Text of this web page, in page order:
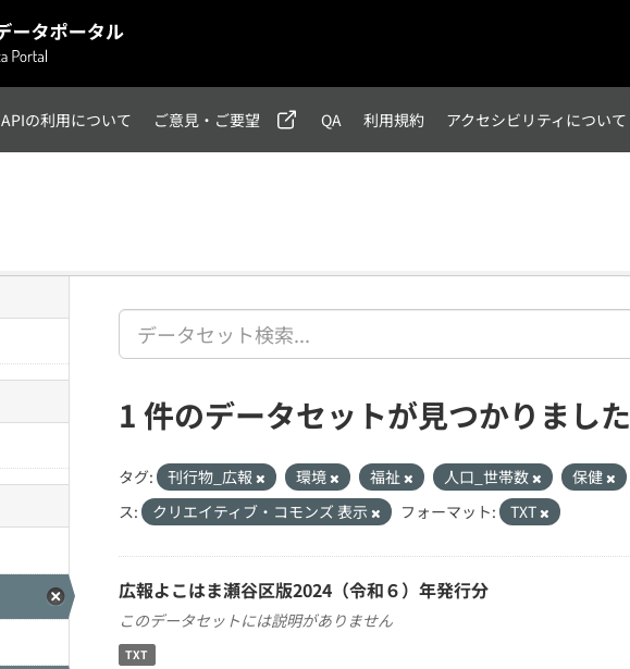
APIの利用について ご意見・ご要望 QA 利用規約 アクセシビリティについて
1 件のデータセットが見つかりました
タグ: 刊行物_広報 環境 福祉 人口_世帯数 保健
ス:
クリエイティブ・コモンズ 表示 フォーマット: TXT
広報よこはま瀬谷区版2024（令和６）年発行分
このデータセットには説明がありません
TXT